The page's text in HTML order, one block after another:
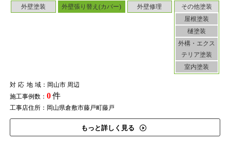
外壁塗装 外壁張り替え(カバー) 外壁修理
その他塗装
屋根塗装
樋塗装
外構・エクス
テリア塗装
室内塗装
対応地域：岡山市 周辺
施工事例数： 0件
工事店住所：岡山県倉敷市藤戸町藤戸
もっと詳しく見る